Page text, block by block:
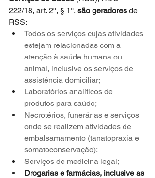
222/18, art. 2º, § 1º, são geradores de
RSS:
Todos os serviços cujas atividades
estejam relacionadas com a
atenção à saúde humana ou
animal, inclusive os serviços de
assistência domiciliar;
Laboratórios analíticos de
produtos para saúde;
Necrotérios, funerárias e serviços
onde se realizem atividades de
embalsamamento (tanatopraxia e
somatoconservação);
Serviços de medicina legal;
Drogarias e farmácias, inclusive as